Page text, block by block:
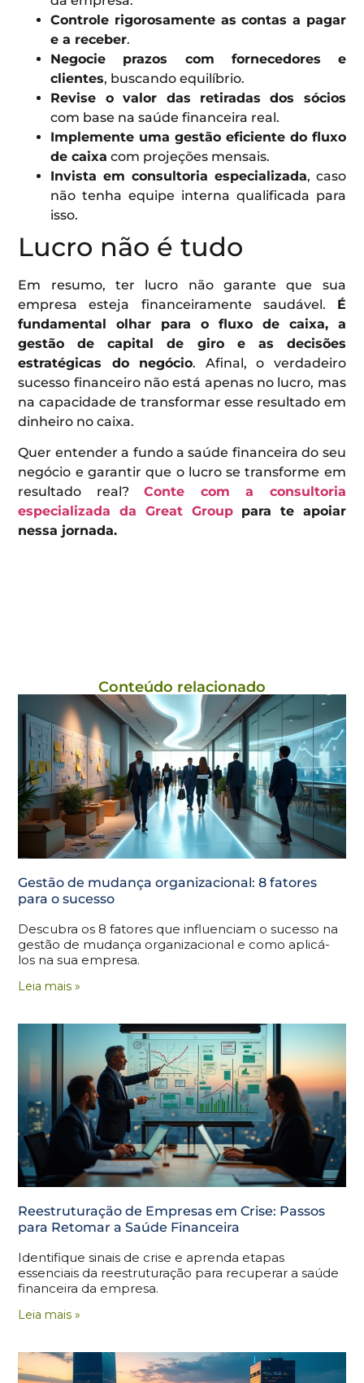
Controle rigorosamente as contas a pagar
e a receber.
Negocie prazos com fornecedores e
clientes, buscando equilíbrio.
Revise o valor das retiradas dos sócios
com base na saúde financeira real.
Implemente uma gestão eficiente do fluxo
de caixa com projeções mensais.
Invista em consultoria especializada, caso
não tenha equipe interna qualificada para
isso.
Lucro não é tudo
Em resumo, ter lucro não garante que sua
empresa esteja financeiramente saudável. É
fundamental olhar para o fluxo de caixa, a
gestão de capital de giro e as decisões
estratégicas do negócio. Afinal, o verdadeiro
sucesso financeiro não está apenas no lucro, mas
na capacidade de transformar esse resultado em
dinheiro no caixa.
Quer entender a fundo a saúde financeira do seu
negócio e garantir que o lucro se transforme em
resultado real?Conte com a consultoria
especializada da Great Grouppara te apoiar
nessa jornada.
Conteúdo relacionado
Gestão de mudança organizacional: 8 fatores
para o sucesso
Descubra os 8 fatores que influenciam o sucesso na
gestão de mudança organizacional e como aplicá-
los na sua empresa.
Leia mais »
Reestruturação de Empresas em Crise: Passos
para Retomar a Saúde Financeira
Identifique sinais de crise e aprenda etapas
essenciais da reestruturação para recuperar a saúde
financeira da empresa.
Leia mais »